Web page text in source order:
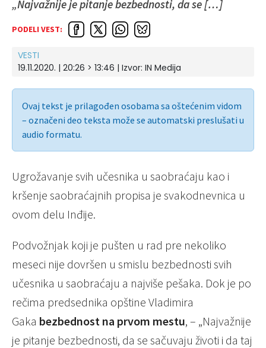
„Najvažnije je pitanje bezbednosti, da se […]
PODELI VEST:
VESTI
19.11.2020. | 20:26 > 13:46 | Izvor: IN Medija
Ovaj tekst je prilagođen osobama sa oštećenim vidom
– označeni deo teksta može se automatski preslušati u
audio formatu.
Ugrožavanje svih učesnika u saobraćaju kao i
kršenje saobraćajnih propisa je svakodnevnica u
ovom delu Inđije.
Podvožnjak koji je pušten u rad pre nekoliko
meseci nije dovršen u smislu bezbednosti svih
učesnika u saobraćaju a najviše pešaka. Dok je po
rečima predsednika opštine Vladimira
Gaka bezbednost na prvom mestu, – „Najvažnije
je pitanje bezbednosti, da se sačuvaju životi i da taj